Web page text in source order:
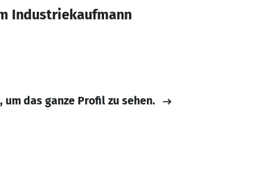
Industriekaufmann
um das ganze Profil zu sehen.